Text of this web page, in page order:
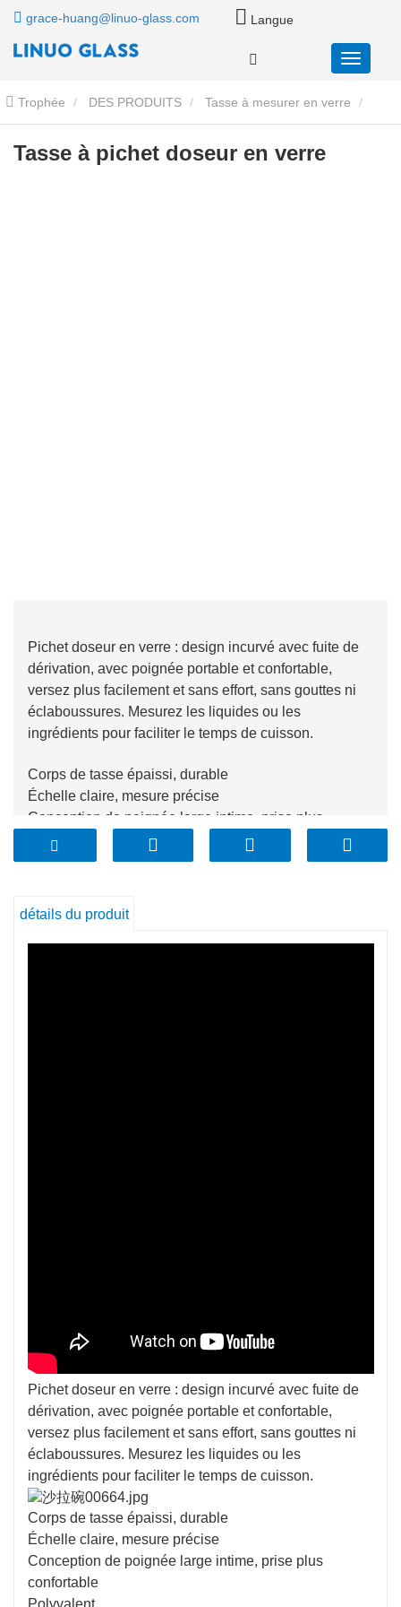
grace-huang@linuo-glass.com Langue
Trophée DES PRODUITS Tasse à mesurer en verre
Tasse à pichet doseur en verre
Tasse à pichet doseur en verre
Pichet doseur en verre : design incurvé avec fuite de
dérivation, avec poignée portable et confortable,
versez plus facilement et sans effort, sans gouttes ni
éclaboussures. Mesurez les liquides ou les
ingrédients pour faciliter le temps de cuisson.
Corps de tasse épaissi, durable
Échelle claire, mesure précise
Conception de poignée large intime, prise plus
confortable
Polyvalent
détails du produit
Pichet doseur en verre : design incurvé avec fuite de
dérivation, avec poignée portable et confortable,
versez plus facilement et sans effort, sans gouttes ni
éclaboussures. Mesurez les liquides ou les
ingrédients pour faciliter le temps de cuisson.
Corps de tasse épaissi, durable
Échelle claire, mesure précise
Conception de poignée large intime, prise plus
confortable
Polyvalent